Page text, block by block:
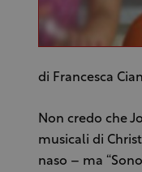
di Francesca
Non credo che
musicali di
naso – ma